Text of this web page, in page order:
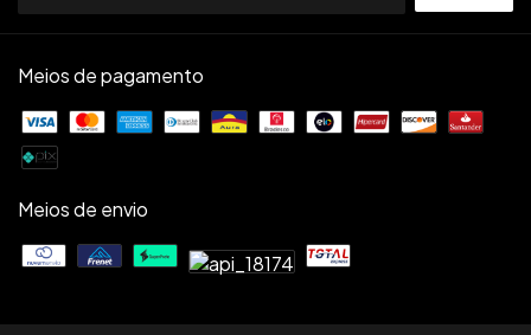
Meios de pagamento
Meios de envio